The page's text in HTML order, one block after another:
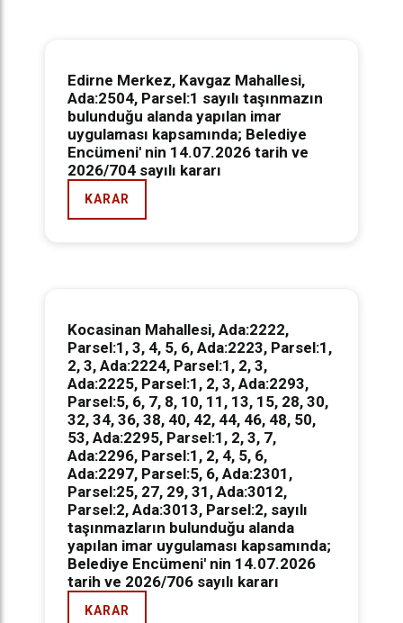
Edirne Merkez, Kavgaz Mahallesi,
Ada:2504, Parsel:1 sayılı taşınmazın
bulunduğu alanda yapılan imar
uygulaması kapsamında; Belediye
Encümeni' nin 14.07.2026 tarih ve
2026/704 sayılı kararı
KARAR
Kocasinan Mahallesi, Ada:2222,
Parsel:1, 3, 4, 5, 6, Ada:2223, Parsel:1,
2, 3, Ada:2224, Parsel:1, 2, 3,
Ada:2225, Parsel:1, 2, 3, Ada:2293,
Parsel:5, 6, 7, 8, 10, 11, 13, 15, 28, 30,
32, 34, 36, 38, 40, 42, 44, 46, 48, 50,
53, Ada:2295, Parsel:1, 2, 3, 7,
Ada:2296, Parsel:1, 2, 4, 5, 6,
Ada:2297, Parsel:5, 6, Ada:2301,
Parsel:25, 27, 29, 31, Ada:3012,
Parsel:2, Ada:3013, Parsel:2, sayılı
taşınmazların bulunduğu alanda
yapılan imar uygulaması kapsamında;
Belediye Encümeni' nin 14.07.2026
tarih ve 2026/706 sayılı kararı
KARAR